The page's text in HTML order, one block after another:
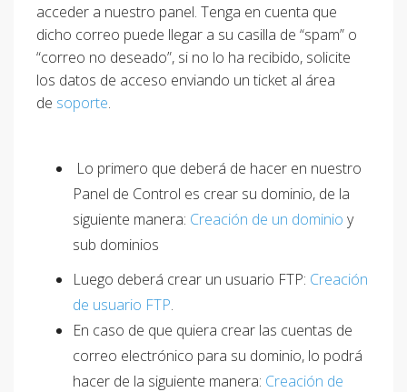
acceder a nuestro panel. Tenga en cuenta que
dicho correo puede llegar a su casilla de “spam” o
“correo no deseado”, si no lo ha recibido, solicite
los datos de acceso enviando un ticket al área
de soporte.
Lo primero que deberá de hacer en nuestro
Panel de Control es crear su dominio, de la
siguiente manera: Creación de un dominio y
sub dominios
Luego deberá crear un usuario FTP: Creación
de usuario FTP.
En caso de que quiera crear las cuentas de
correo electrónico para su dominio, lo podrá
hacer de la siguiente manera: Creación de